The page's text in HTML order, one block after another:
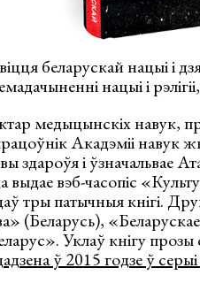
беларускай нацыі і
нацыі і
медыцынскіх навук,
Акадэміі навук
здароўя і ўзначальвае
выдае вэб-часопіс
тры патычныя кнігі.
(Беларусь),
Уклаў кнігу прозы
ў 2015 годзе ў